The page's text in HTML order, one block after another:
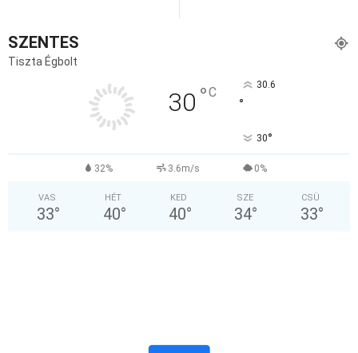
SZENTES
Tiszta Égbolt
30 °C 30.6
°
30°
32% 3.6m/s 0%
VAS
33°
HÉT
40°
KED
40°
SZE
34°
CSÜ
33°